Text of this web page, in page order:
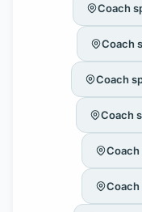
Coach
Coach
Coach
Coach
Coach